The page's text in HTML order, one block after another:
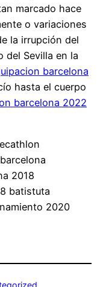
marcado hace
o variaciones
la irrupción del
del Sevilla en la
barcelona
hasta el cuerpo
barcelona 2022